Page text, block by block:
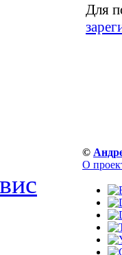
Для
©
О